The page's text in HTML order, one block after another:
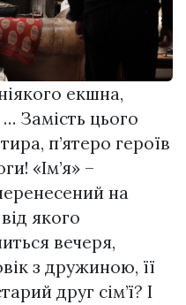
екшна,
Замість цього
п’ятеро героїв
«Ім’я» –
на
якого
вечеря,
з дружиною, її
друг сім’ї? І